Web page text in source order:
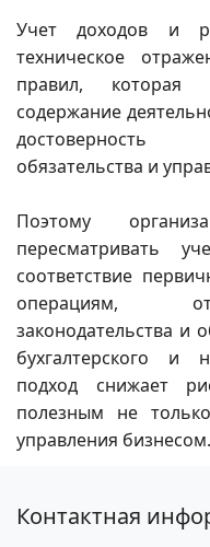
Учет доходов и
техническое
правил, которая
содержание
достоверность
обязательства и
Поэтому
пересматривать
соответствие
операциям,
законодательства и
бухгалтерского и
подход снижает
полезным не
управления бизнесом.
Контактная